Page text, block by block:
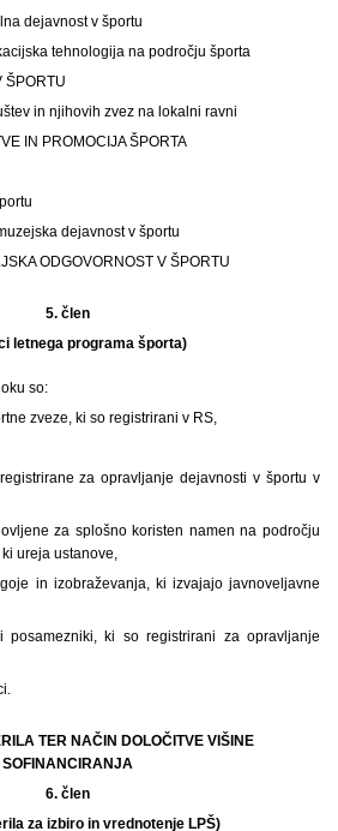
dejavnost v športu
tehnologija na področju športa
ŠPORTU
in njihovih zvez na lokalni ravni
IN PROMOCIJA ŠPORTA
dejavnost v športu
ODGOVORNOST V ŠPORTU
5. člen
letnega programa športa)
so:
zveze, ki so registrirani v RS,
za opravljanje dejavnosti v športu v
za splošno koristen namen na področju
ureja ustanove,
in izobraževanja, ki izvajajo javnoveljavne
posamezniki, ki so registrirani za opravljanje
TER NAČIN DOLOČITVE VIŠINE
SOFINANCIRANJA
6. člen
za izbiro in vrednotenje LPŠ)